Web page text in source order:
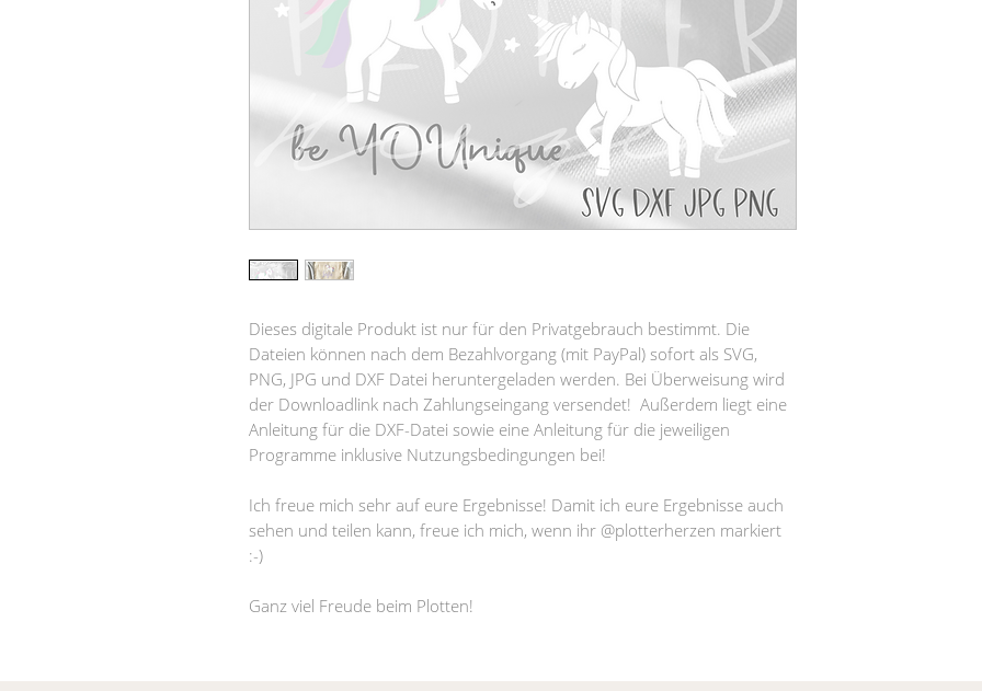
Dieses digitale Produkt ist nur für den Privatgebrauch bestimmt. Die
Dateien können nach dem Bezahlvorgang (mit PayPal) sofort als SVG,
PNG, JPG und DXF Datei heruntergeladen werden. Bei Überweisung wird
der Downloadlink nach Zahlungseingang versendet! Außerdem liegt eine
Anleitung für die DXF-Datei sowie eine Anleitung für die jeweiligen
Programme inklusive Nutzungsbedingungen bei!
Ich freue mich sehr auf eure Ergebnisse! Damit ich eure Ergebnisse auch
sehen und teilen kann, freue ich mich, wenn ihr @plotterherzen markiert
:-)
Ganz viel Freude beim Plotten!